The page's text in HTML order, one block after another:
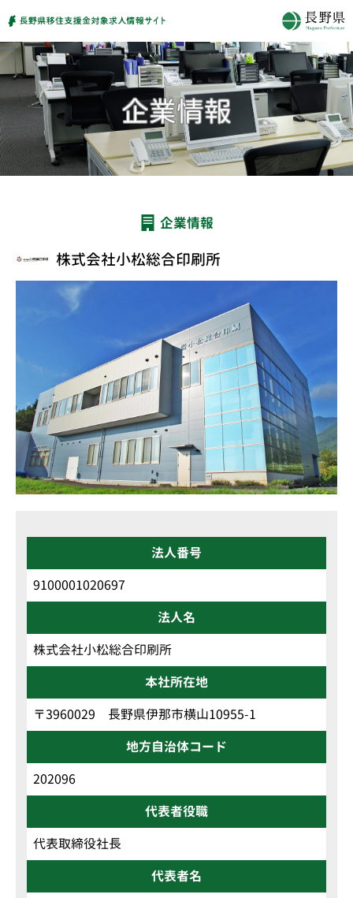
企業情報
株式会社小松総合印刷所
法人番号
9100001020697
法人名
株式会社小松総合印刷所
本社所在地
〒3960029 長野県伊那市横山10955-1
地方自治体コード
202096
代表者役職
代表取締役社長
代表者名